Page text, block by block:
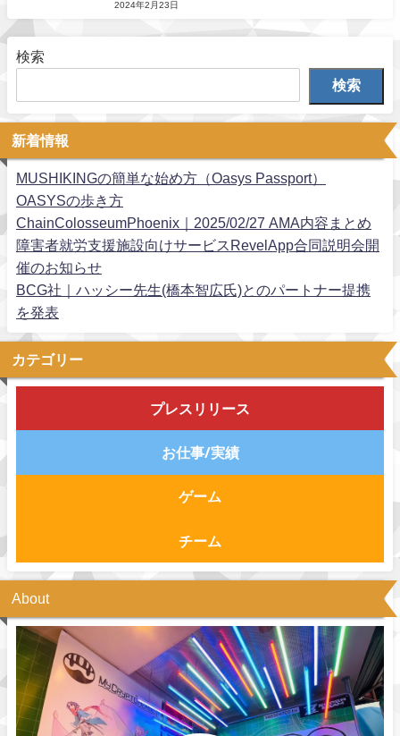
2024年2月23日
検索
検索
新着情報
MUSHIKINGの簡単な始め方（Oasys Passport）
OASYSの歩き方
ChainColosseumPhoenix｜2025/02/27 AMA内容まとめ
障害者就労支援施設向けサービスRevelApp合同説明会開
催のお知らせ
BCG社｜ハッシー先生(橋本智広氏)とのパートナー提携
を発表
カテゴリー
プレスリリース
お仕事/実績
ゲーム
チーム
About